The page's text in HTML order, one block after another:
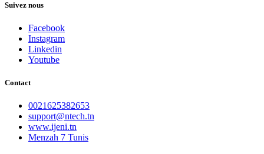
Suivez nous
Facebook
Instagram
Linkedin
Youtube
Contact
0021625382653
support@ntech.tn
www.ijeni.tn
Menzah 7 Tunis